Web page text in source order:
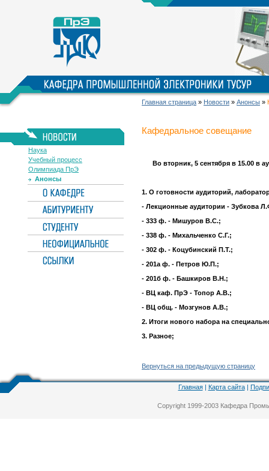
Главная страница » Новости » Анонсы »
Наука
Учебный процесс
Олимпиада ПрЭ
Анонсы
Кафедральное совещание
Во вторник, 5 сентября в 15.00 в
1. О готовности аудиторий,
- Лекционные аудитории - Зубкова
- 333 ф. - Мишуров В.С.;
- 338 ф. - Михальченко С.Г.;
- 302 ф. - Коцубинский П.Т.;
- 201a ф. - Петров Ю.П.;
- 201б ф. - Башкиров В.Н.;
- ВЦ каф. ПрЭ - Топор А.В.;
- ВЦ общ. - Мозгунов А.В.;
2. Итоги нового набора на
3. Разное;
Вернуться на предыдущую страницу
Главная| Карта сайта|
Copyright 1999-2003 Кафедра